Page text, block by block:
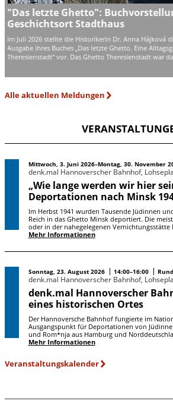
"Das letzte Ghetto":
Geschichtsort Stadthaus
Im Juli 2026 stellte die Historikerin Dr. Anna Hájková
Ausgabe ihres Buches „Das letzte Ghetto. Eine
Theresienstadt“ vor. Das Ghetto Theresienstadt war
Alle aktuellen Meldungen
Mittwoch, 3. Juni 2026–Montag, 30. November
denk.mal Hannoverscher Bahnhof,
„Wie lange werden wir hier
Deportationen nach Minsk
Im Herbst 1941 wurden Tausende Jüdinnen
Reich in das Ghetto Minsk deportiert. Die
oder in der nahegelegenen Vernichtungsstätte
Mehr Informationen
Sonntag, 23. August 2026 14:00–16:00
denk.mal Hannoverscher Bahnhof,
denk.mal Hannoverscher
eines historischen Ortes
Der Hannoversche Bahnhof fungierte im
Ausgangspunkt für Deportationen von
und Rom*nja aus Hamburg und
Mehr Informationen
Veranstaltungskalender